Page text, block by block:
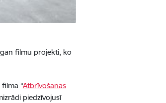
filmu projekti, ko
“Atbrīvošanas
piedzīvojusī